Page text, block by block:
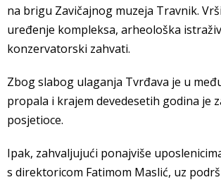
na brigu Zavičajnog muzeja Travnik.
uređenje kompleksa, arheološka
konzervatorski zahvati.
Zbog slabog ulaganja Tvrđava je u
propala i krajem devedesetih godina je
posjetioce.
Ipak, zahvaljujući ponajviše
s direktoricom Fatimom Maslić, uz